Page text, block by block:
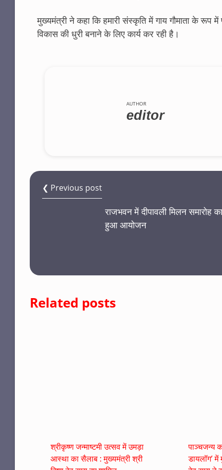
मुख्यमंत्री ने कहा कि हमारी संस्कृति में गाय गौमाता के रूप
विकास की धुरी बनाने के लिए कार्य कर रही है।
AUTHOR
editor
❮ Previous post
राजभवन में दीपावली मिलन समारोह का
हुआ आयोजन
Related posts
श्रीकृष्ण जन्माष्टमी उत्सव में उमड़ा
आस्था का सैलाब : मुख्यमंत्री श्री
पाञ्चजन्य
डायलॉग’ में